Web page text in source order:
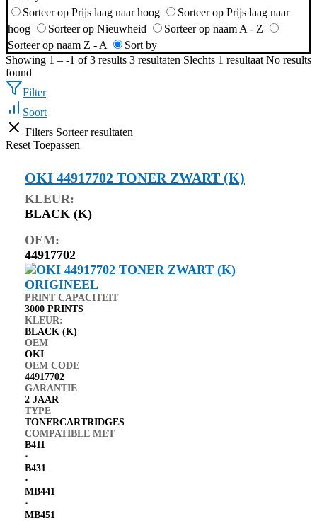
Sorteer op Prijs laag naar hoog
Sorteer op Prijs laag naar
hoog
Sorteer op Nieuwheid
Sorteer op naam A - Z
Sorteer op naam Z - A
Sort by
Showing 1 – -1 of 3 results 3 resultaten Slechts 1 resultaat No results
found
Filter
Soort
Filters Sorteer resultaten
Reset Toepassen
OKI 44917702 TONER ZWART (K)
KLEUR:
BLACK (K)
OEM:
44917702
PRINT CAPACITEIT
3000 PRINTS
KLEUR:
BLACK (K)
OEM
OKI
OEM CODE
44917702
GARANTIE
2 JAAR
TYPE
TONERCARTRIDGES
COMPATIBLE MET
B411
⋅
B431
⋅
MB441
⋅
MB451